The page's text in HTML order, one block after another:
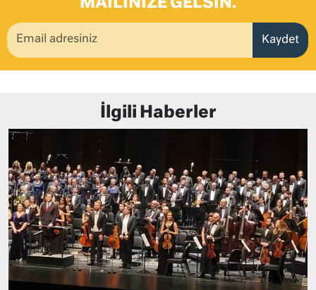
MAILINIZE GELSIN.
Kaydet
İlgili Haberler